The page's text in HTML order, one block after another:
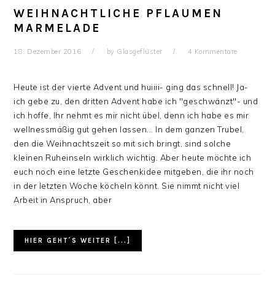
WEIHNACHTLICHE PFLAUMEN
MARMELADE
18. Dezember 2016 by Glasgeflüster 4 Kommentare
Heute ist der vierte Advent und huiiii- ging das schnell! Ja-
ich gebe zu, den dritten Advent habe ich "geschwänzt"- und
ich hoffe, Ihr nehmt es mir nicht übel, denn ich habe es mir
wellnessmäßig gut gehen lassen... In dem ganzen Trubel,
den die Weihnachtszeit so mit sich bringt, sind solche
kleinen Ruheinseln wirklich wichtig. Aber heute möchte ich
euch noch eine letzte Geschenkidee mitgeben, die ihr noch
in der letzten Woche köcheln könnt. Sie nimmt nicht viel
Arbeit in Anspruch, aber
HIER GEHT´S WEITER [...]